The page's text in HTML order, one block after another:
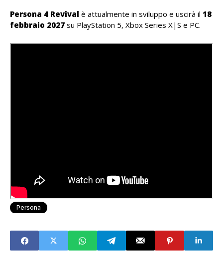
Persona 4 Revival è attualmente in sviluppo e uscirà il 18
febbraio 2027 su PlayStation 5, Xbox Series X|S e PC.
Persona